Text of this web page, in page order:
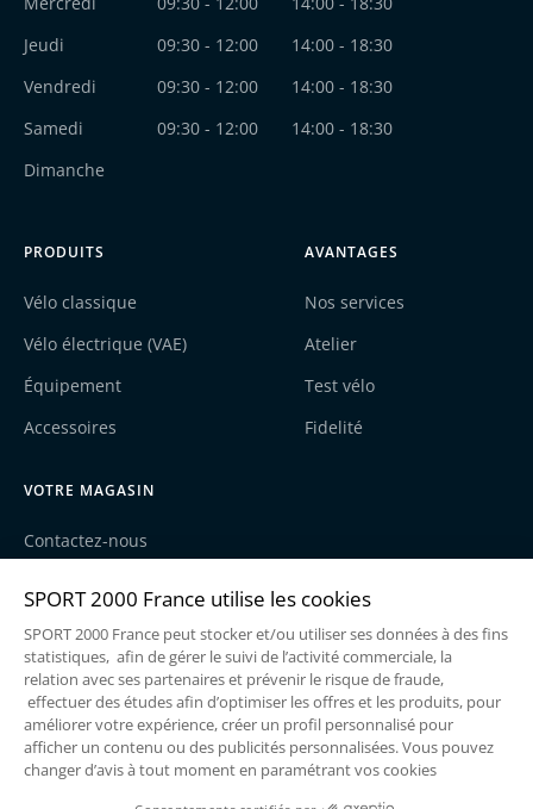
Jeudi
09:30 - 12:00
14:00 - 18:30
Vendredi
09:30 - 12:00
14:00 - 18:30
Samedi
09:30 - 12:00
14:00 - 18:30
Dimanche
PRODUITS
Vélo classique
Vélo électrique (VAE)
Équipement
Accessoires
AVANTAGES
Nos services
Atelier
Test vélo
Fidelité
VOTRE MAGASIN
Contactez-nous
Recrutement
Une enseigne du groupe Sport2000
Mentions légales
Politique de cookies